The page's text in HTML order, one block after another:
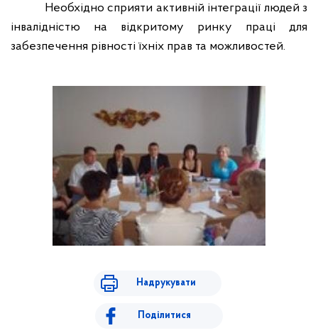
Необхідно сприяти активній інтеграції людей з
інвалідністю на відкритому ринку праці для
забезпечення рівності їхніх прав та можливостей.
Надрукувати
Поділитися